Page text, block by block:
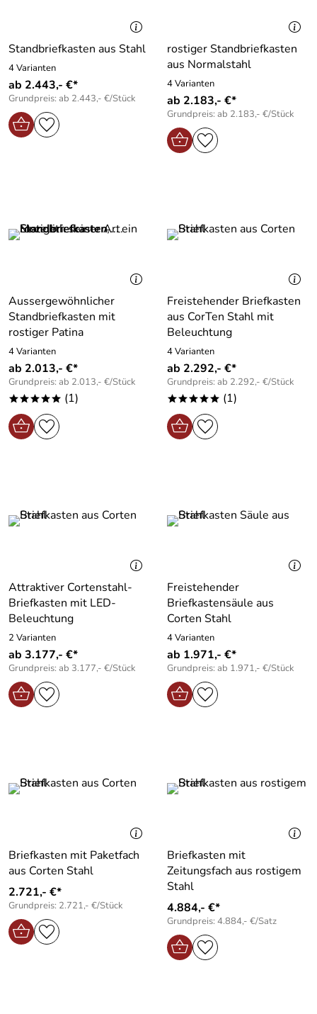
Standbriefkasten aus Stahl
4 Varianten
ab 2.443,- €*
Grundpreis: ab 2.443,- €/Stück
rostiger Standbriefkasten
aus Normalstahl
4 Varianten
ab 2.183,- €*
Grundpreis: ab 2.183,- €/Stück
Aussergewöhnlicher
Standbriefkasten mit
rostiger Patina
4 Varianten
ab 2.013,- €*
Grundpreis: ab 2.013,- €/Stück
***** (1)
Freistehender Briefkasten
aus CorTen Stahl mit
Beleuchtung
4 Varianten
ab 2.292,- €*
Grundpreis: ab 2.292,- €/Stück
***** (1)
Attraktiver Cortenstahl-
Briefkasten mit LED-
Beleuchtung
2 Varianten
ab 3.177,- €*
Grundpreis: ab 3.177,- €/Stück
Freistehender
Briefkastensäule aus
Corten Stahl
4 Varianten
ab 1.971,- €*
Grundpreis: ab 1.971,- €/Stück
Briefkasten mit Paketfach
aus Corten Stahl
2.721,- €*
Grundpreis: 2.721,- €/Stück
Briefkasten mit
Zeitungsfach aus rostigem
Stahl
4.884,- €*
Grundpreis: 4.884,- €/Satz